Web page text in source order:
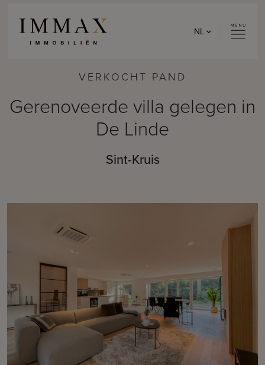
NL
VERKOCHT PAND
Gerenoveerde villa gelegen in
De Linde
Sint-Kruis